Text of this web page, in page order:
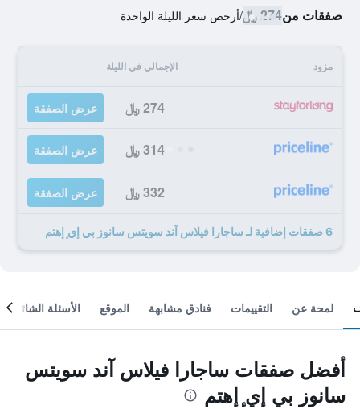
صفقات من274 ﷼ /أرخص سعر الليلة الواحدة
مزود الإجمالي في الليلة
274 ﷼ عرض الصفقة
314 ﷼ عرض الصفقة
332 ﷼ عرض الصفقة
6 صفقات إضافية لـ ساجارا فيلاس آند سويتس سانوز بي إي ٕإهتم
لمحة عن التقييمات فنادق مشابهة الموقع الأسئلة الشائعة
أفضل صفقات ساجارا فيلاس آند سويتس
سانوز بي إي ٕإهتم